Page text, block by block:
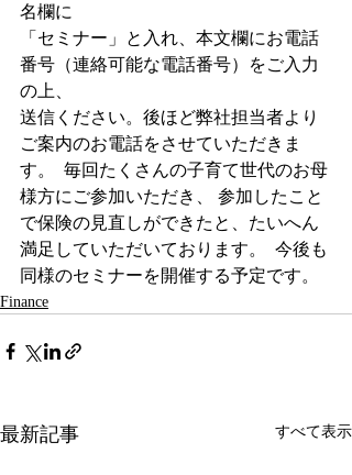
名欄に
「セミナー」と入れ、本文欄にお電話
番号（連絡可能な電話番号）をご入力
の上、
送信ください。後ほど弊社担当者より
ご案内のお電話をさせていただきま
す。 ​ 毎回たくさんの子育て世代のお母
様方にご参加いただき、 参加したこと
で保険の見直しができたと、たいへん
満足していただいております。 ​ 今後も
同様のセミナーを開催する予定です。
Finance
最新記事 すべて表示